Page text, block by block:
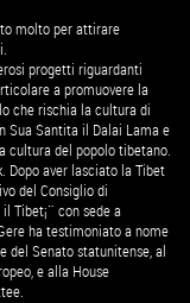
molto per attirare
progetti riguardanti
a promuovere la
che rischia la cultura di
Sua Santita il Dalai Lama e
cultura del popolo tibetano.
Dopo aver lasciato la Tibet
del Consiglio di
Tibet¡¨ con sede a
ha testimoniato a nome
del Senato statunitense, al
e alla House